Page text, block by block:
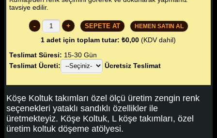
tavsiye edilir.
- + HEMEN SATIN AL
1 adet için toplam tutar:₺0,00 (KDV dahil)
Teslimat Süresi: 15-30 Gün
Teslimat Ücreti:
Ücretsiz Teslimat
Köşe Koltuk takımları özel ölçü üretim zengin renk
seçenekleri yataklı sandıklı özellikler ile
üretmekteyiz. Köşe Koltuk, L köşe takımları, özel
üretim koltuk döşeme atölyesi.